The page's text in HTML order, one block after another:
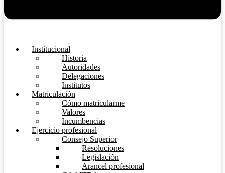
Institucional
Historia
Autoridades
Delegaciones
Institutos
Matriculación
Cómo matricularme
Valores
Incumbencias
Ejercicio profesional
Consejo Superior
Resoluciones
Legislación
Arancel profesional